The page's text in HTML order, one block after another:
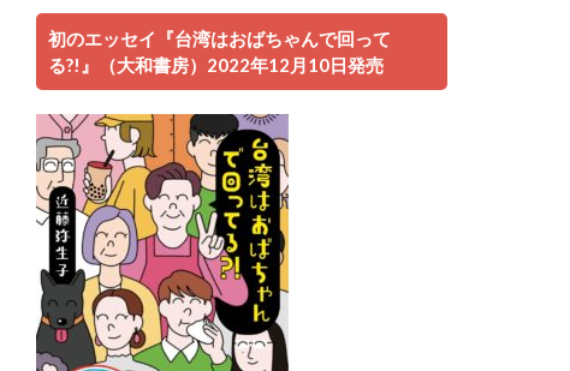
初のエッセイ『台湾はおばちゃんで回って
る?!』（大和書房）2022年12月10日発売